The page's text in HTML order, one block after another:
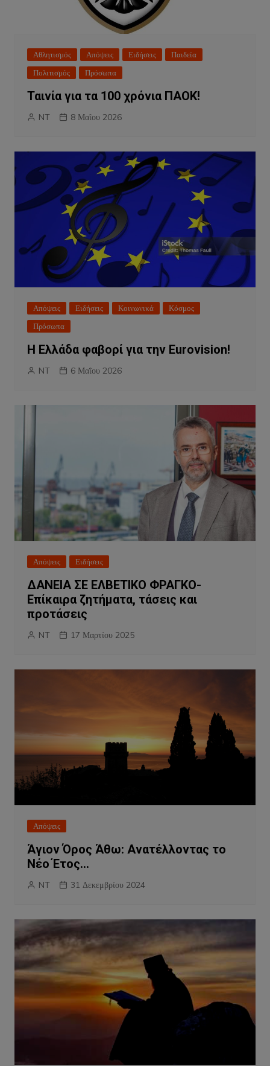
Αθλητισμός Απόψεις Ειδήσεις
Παιδεία
Πολιτισμός
Πρόσωπα
Ταινία για τα 100 χρόνια ΠΑΟΚ!
NT 8 Μαΐου 2026
Απόψεις Ειδήσεις Κοινωνικά
Κόσμος
Πρόσωπα
Η Ελλάδα φαβορί για την Eurovision!
NT 6 Μαΐου 2026
Απόψεις Ειδήσεις
ΔΑΝΕΙΑ ΣΕ ΕΛΒΕΤΙΚΟ ΦΡΑΓΚΟ-
Επίκαιρα ζητήματα, τάσεις και
προτάσεις
NT 17 Μαρτίου 2025
Απόψεις
Άγιον Όρος Άθω: Ανατέλλοντας το
Νέο Έτος…
NT 31 Δεκεμβρίου 2024